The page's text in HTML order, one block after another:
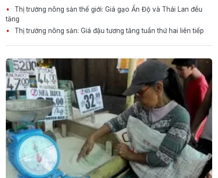
Thị trường nông sản thế giới: Giá gạo Ấn Độ và Thái Lan đều
tăng
Thị trường nông sản: Giá đậu tương tăng tuần thứ hai liên tiếp